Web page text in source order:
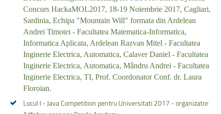
Concurs HackaMOL2017, 18-19 Noiembrie 2017, Cagliari,
Sardinia, Echipa "Mountain Will" formata din Ardelean
Andrei Timotei - Facultatea Matematica-Informatica,
Informatica Aplicata, Ardelean Razvan Mitel - Facultatea
Inginerie Electrica, Automatica, Calaver Daniel - Facultatea
Inginerie Electrica, Automatica, Mândru Andrei - Facultatea
Inginerie Electrica, TI, Prof. Coordonator Conf. dr. Laura
Floroian.
Locul I - Java Competition pentru Universitati 2017 - organizator